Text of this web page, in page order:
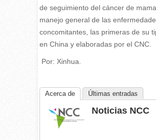
de seguimiento del cáncer de
manejo general de las
concomitantes, las primeras de su
en China y elaboradas por el CNC.
Por: Xinhua.
Acerca de Últimas entradas
Noticias NCC